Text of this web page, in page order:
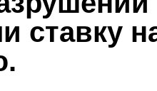
ставку